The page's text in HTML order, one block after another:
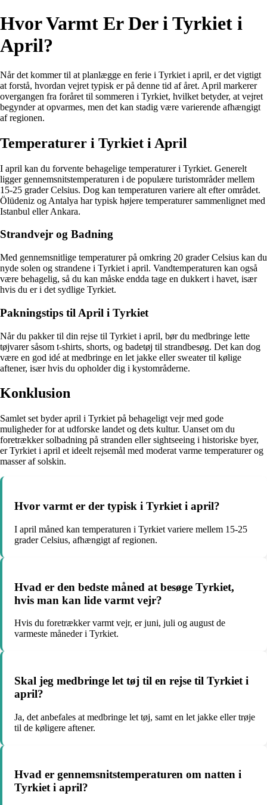
Hvor Varmt Er Der i Tyrkiet i
April?
Når det kommer til at planlægge en ferie i Tyrkiet i april, er det vigtigt
at forstå, hvordan vejret typisk er på denne tid af året. April markerer
overgangen fra foråret til sommeren i Tyrkiet, hvilket betyder, at vejret
begynder at opvarmes, men det kan stadig være varierende afhængigt
af regionen.
Temperaturer i Tyrkiet i April
I april kan du forvente behagelige temperaturer i Tyrkiet. Generelt
ligger gennemsnitstemperaturen i de populære turistområder mellem
15-25 grader Celsius. Dog kan temperaturen variere alt efter området.
Ölüdeniz og Antalya har typisk højere temperaturer sammenlignet med
Istanbul eller Ankara.
Strandvejr og Badning
Med gennemsnitlige temperaturer på omkring 20 grader Celsius kan du
nyde solen og strandene i Tyrkiet i april. Vandtemperaturen kan også
være behagelig, så du kan måske endda tage en dukkert i havet, især
hvis du er i det sydlige Tyrkiet.
Pakningstips til April i Tyrkiet
Når du pakker til din rejse til Tyrkiet i april, bør du medbringe lette
tøjvarer såsom t-shirts, shorts, og badetøj til strandbesøg. Det kan dog
være en god idé at medbringe en let jakke eller sweater til kølige
aftener, især hvis du opholder dig i kystområderne.
Konklusion
Samlet set byder april i Tyrkiet på behageligt vejr med gode
muligheder for at udforske landet og dets kultur. Uanset om du
foretrækker solbadning på stranden eller sightseeing i historiske byer,
er Tyrkiet i april et ideelt rejsemål med moderat varme temperaturer og
masser af solskin.
Hvor varmt er der typisk i Tyrkiet i april?
I april måned kan temperaturen i Tyrkiet variere mellem 15-25
grader Celsius, afhængigt af regionen.
Hvad er den bedste måned at besøge Tyrkiet,
hvis man kan lide varmt vejr?
Hvis du foretrækker varmt vejr, er juni, juli og august de
varmeste måneder i Tyrkiet.
Skal jeg medbringe let tøj til en rejse til Tyrkiet i
april?
Ja, det anbefales at medbringe let tøj, samt en let jakke eller trøje
til de køligere aftener.
Hvad er gennemsnitstemperaturen om natten i
Tyrkiet i april?